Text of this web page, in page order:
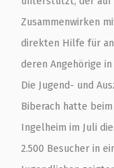
Zusammenwirken
direkten Hilfe für
deren Angehörige
Die Jugend- und
Biberach hatte
Ingelheim im Juli
2.500 Besucher in